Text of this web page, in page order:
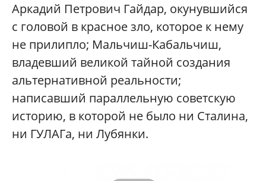
Аркадий Петрович Гайдар, окунувшийся
с головой в красное зло, которое к нему
не прилипло; Мальчиш-Кабальчиш,
владевший великой тайной создания
альтернативной реальности;
написавший параллельную советскую
историю, в которой не было ни Сталина,
ни ГУЛАГа, ни Лубянки.